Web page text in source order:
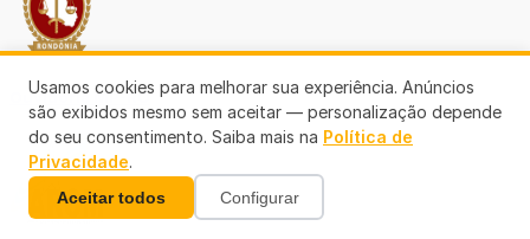
Ouvidoria MP-RO
Usamos cookies para melhorar sua experiência. Anúncios
são exibidos mesmo sem aceitar — personalização depende
do seu consentimento. Saiba mais na Política de
Privacidade.
Aceitar todos Configurar